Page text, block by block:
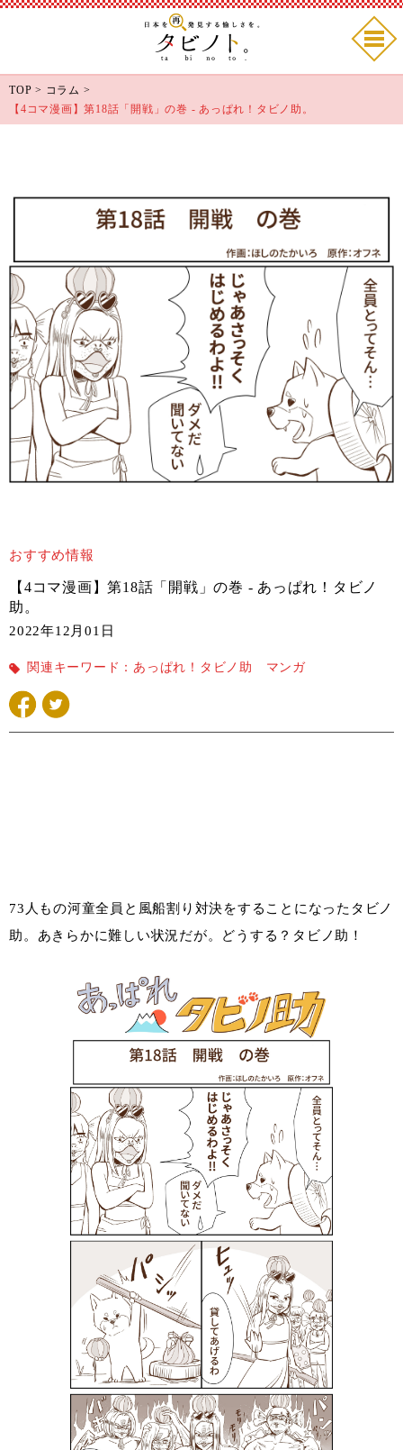
TOP > コラム >
【4コマ漫画】第18話「開戦」の巻 - あっぱれ！タビノ助。
おすすめ情報
【4コマ漫画】第18話「開戦」の巻 - あっぱれ！タビノ
助。
2022年12月01日
関連キーワード： あっぱれ！タビノ助 マンガ
73人もの河童全員と風船割り対決をすることになったタビノ
助。あきらかに難しい状況だが。どうする？タビノ助！